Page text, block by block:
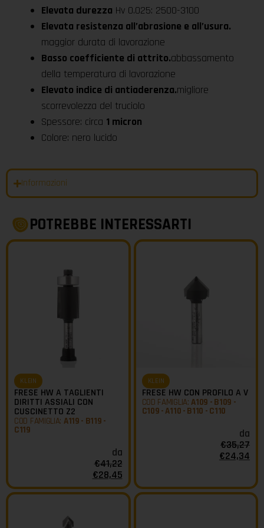
Elevata durezza Hv 0.025: 2500-3100
Elevata resistenza all’abrasione e all’usura.
maggior durata di lavorazione
Basso coefficiente di attrito.abbassamento
della temperatura di lavorazione
Elevato indice di antiaderenza.migliore
scorrevolezza del truciolo
Spessore: circa 1 micron
Colore: nero lucido
Informazioni
POTREBBE INTERESSARTI
KLEIN
FRESE HW A TAGLIENTI
DIRITTI ASSIALI CON
CUSCINETTO Z2
COD FAMIGLIA: A119 - B119 -
C119
da
€41,22
€28,45
KLEIN
FRESE HW CON PROFILO A V
COD FAMIGLIA:A109 - B109 -
C109 - A110 - B110 - C110
da
€35,27
€24,34